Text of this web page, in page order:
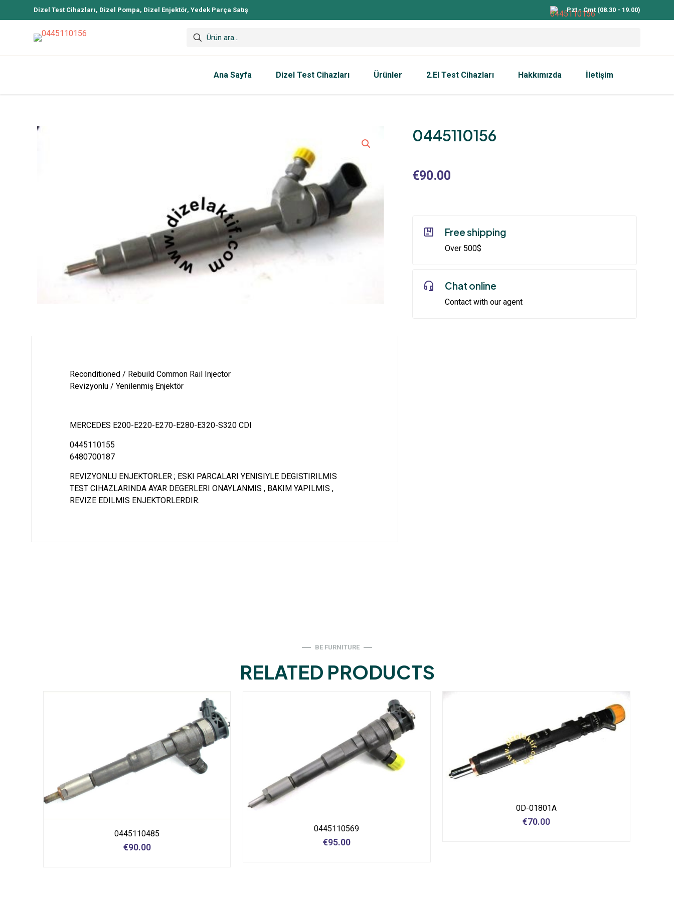
Dizel Test Cihazları, Dizel Pompa, Dizel Enjektör, Yedek Parça Satış Pzt - Cmt (08.30 - 19.00)
Ana Sayfa Dizel Test Cihazları Ürünler 2.El Test Cihazları Hakkımızda İletişim
0445110156
€90.00
Free shipping
Over 500$
Chat online
Contact with our agent
Reconditioned / Rebuild Common Rail Injector
Revizyonlu / Yenilenmiş Enjektör
MERCEDES E200-E220-E270-E280-E320-S320 CDI
0445110155
6480700187
REVIZYONLU ENJEKTORLER ; ESKI PARCALARI YENISIYLE DEGISTIRILMIS
TEST CIHAZLARINDA AYAR DEGERLERI ONAYLANMIS , BAKIM YAPILMIS ,
REVIZE EDILMIS ENJEKTORLERDIR.
BE FURNITURE
RELATED PRODUCTS
0445110485
€90.00
0445110569
€95.00
0D-01801A
€70.00